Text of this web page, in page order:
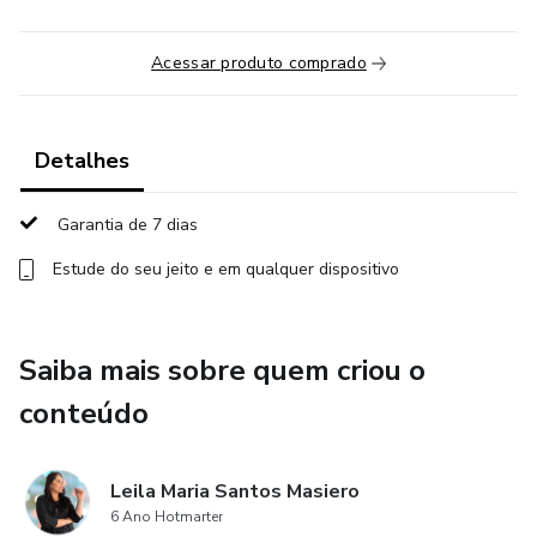
Acessar produto comprado
Detalhes
Garantia de 7 dias
Estude do seu jeito e em qualquer dispositivo
Saiba mais sobre quem criou o
conteúdo
Leila Maria Santos Masiero
6 Ano Hotmarter